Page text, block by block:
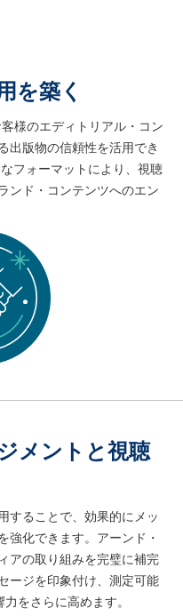
を築く
様のエディトリアル・コン
出版物の信頼性を活用でき
フォーマットにより、視聴
ンド・コンテンツへのエン
メントと視聴
することで、効果的にメッ
強化できます。アーンド・
アの取り組みを完璧に補完
ージを印象付け、測定可能
をさらに高めます。